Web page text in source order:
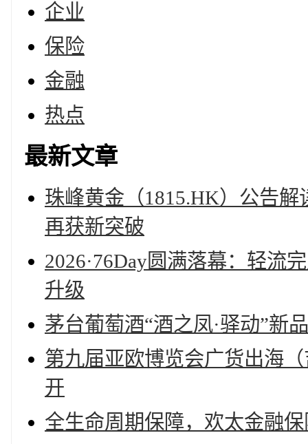
企业
保险
金融
热点
最新文章
珠峰黄金（1815.HK）公告
再获新突破
2026·76Day圆满落幕：轻流
升级
茅台葡萄酒“酒之凤·驿动”新
第九届亚欧博览会广货出海
开
全生命周期保障，欢太金融